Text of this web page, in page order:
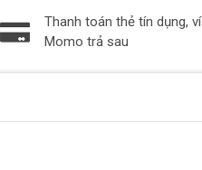
Thanh toán thẻ tín dụng, ví
Momo trả sau